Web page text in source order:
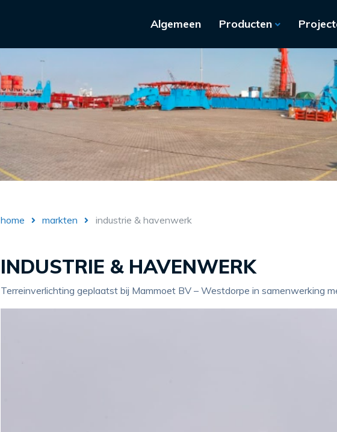
Algemeen Producten
home markten industrie & havenwerk
INDUSTRIE & HAVENWERK
Terreinverlichting geplaatst bij Mammoet BV – Westdorpe in samenwerking